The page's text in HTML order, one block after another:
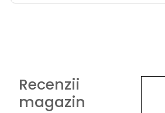
Recenzii
magazin